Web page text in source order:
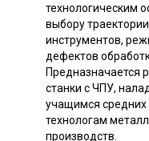
технологическим
выбору
инструментов,
дефектов
Предназначается
станки с ЧПУ,
учащимся
технологам
производств.